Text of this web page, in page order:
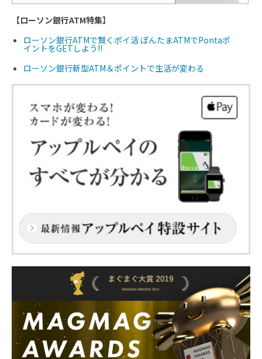
【ローソン銀行ATM特集】
ローソン銀行ATMで賢くポイ活 ぽんたまATMでPontaポ
イントをGETしよう!!
ローソン銀行新型ATM＆ポイントで生活が変わる